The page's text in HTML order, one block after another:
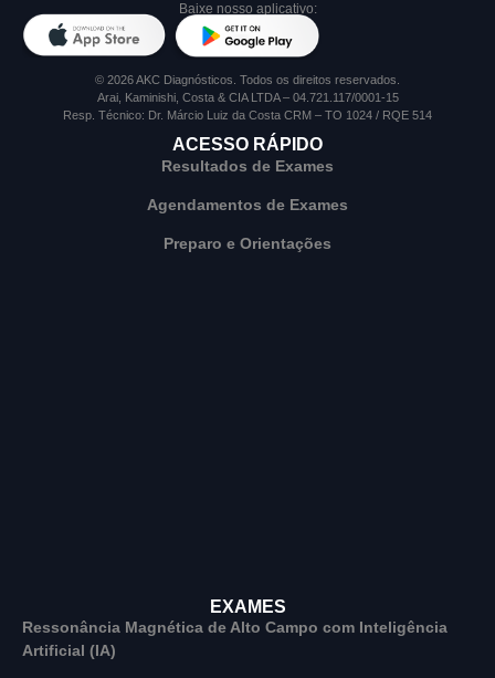
Baixe nosso aplicativo:
© 2026 AKC Diagnósticos. Todos os direitos reservados.
Arai, Kaminishi, Costa & CIA LTDA – 04.721.117/0001-15
Resp. Técnico: Dr. Márcio Luiz da Costa CRM – TO 1024 / RQE 514
ACESSO RÁPIDO
Resultados de Exames
Agendamentos de Exames
Preparo e Orientações
EXAMES
Ressonância Magnética de Alto Campo com Inteligência
Artificial (IA)